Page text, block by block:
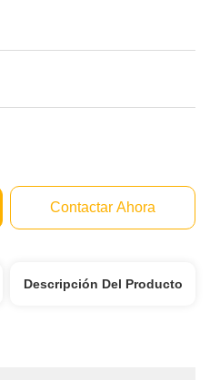
Contactar Ahora
Descripción Del Producto